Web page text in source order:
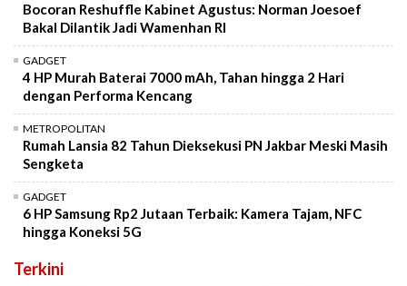
Bocoran Reshuffle Kabinet Agustus: Norman Joesoef
Bakal Dilantik Jadi Wamenhan RI
GADGET
4 HP Murah Baterai 7000 mAh, Tahan hingga 2 Hari
dengan Performa Kencang
METROPOLITAN
Rumah Lansia 82 Tahun Dieksekusi PN Jakbar Meski Masih
Sengketa
GADGET
6 HP Samsung Rp2 Jutaan Terbaik: Kamera Tajam, NFC
hingga Koneksi 5G
Terkini